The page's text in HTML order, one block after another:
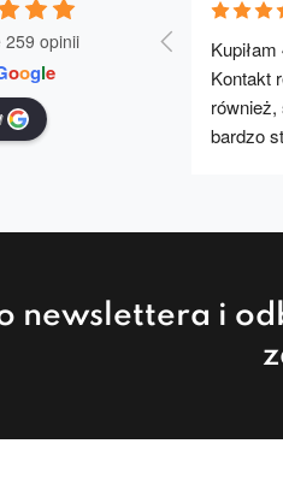
259 opinii
oogle
Kontakt
również,
bardzo
newslettera i